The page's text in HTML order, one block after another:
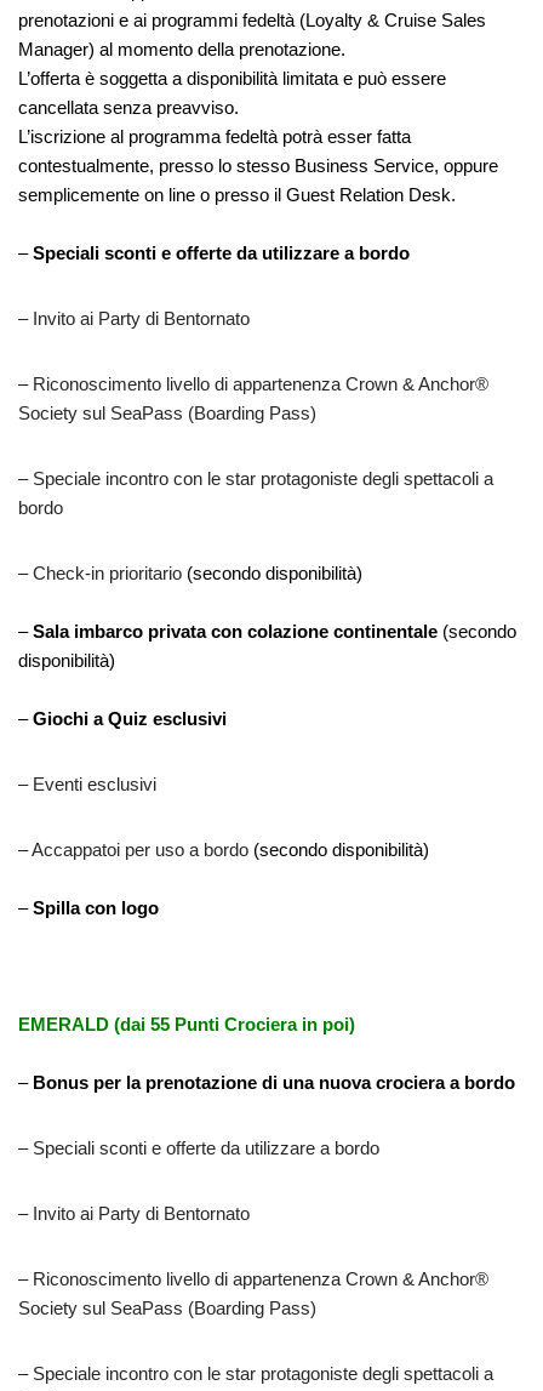
prenotazioni e ai programmi fedeltà (Loyalty & Cruise Sales
Manager) al momento della prenotazione.
L’offerta è soggetta a disponibilità limitata e può essere
cancellata senza preavviso.
L’iscrizione al programma fedeltà potrà esser fatta
contestualmente, presso lo stesso Business Service, oppure
semplicemente on line o presso il Guest Relation Desk.
–Speciali sconti e offerte da utilizzare a bordo
– Invito ai Party di Bentornato
– Riconoscimento livello di appartenenza Crown & Anchor®
Society sul SeaPass (Boarding Pass)
– Speciale incontro con le star protagoniste degli spettacoli a
bordo
– Check-in prioritario (secondo disponibilità)
–Sala imbarco privata con colazione continentale (secondo
disponibilità)
–Giochi a Quiz esclusivi
– Eventi esclusivi
– Accappatoi per uso a bordo (secondo disponibilità)
–Spilla con logo
EMERALD (dai 55 Punti Crociera in poi)
– Bonus per la prenotazione di una nuova crociera a bordo
– Speciali sconti e offerte da utilizzare a bordo
– Invito ai Party di Bentornato
– Riconoscimento livello di appartenenza Crown & Anchor®
Society sul SeaPass (Boarding Pass)
– Speciale incontro con le star protagoniste degli spettacoli a